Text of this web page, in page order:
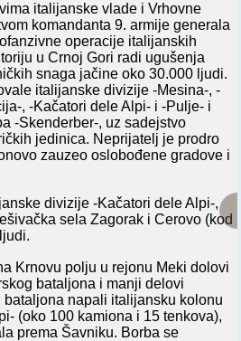
italijanske vlade i Vrhovne
komandanta 9. armije generala
operacije italijanskih
u Crnoj Gori radi ugušenja
snaga jačine oko 30.000 ljudi.
italijanske divizije -Mesina-, -
, -Kačatori dele Alpi- i -Pulje- i
-Skenderber-, uz sadejstvo
jedinica. Neprijatelj je prodro
zauzeo oslobođene gradove i
divizije -Kačatori dele Alpi-,
sela Zagorak i Cerovo (kod
Krnovu polju u rejonu Meki dolovi
bataljona i manji delovi
napali italijansku kolonu
(oko 100 kamiona i 15 tenkova),
prema Šavniku. Borba se